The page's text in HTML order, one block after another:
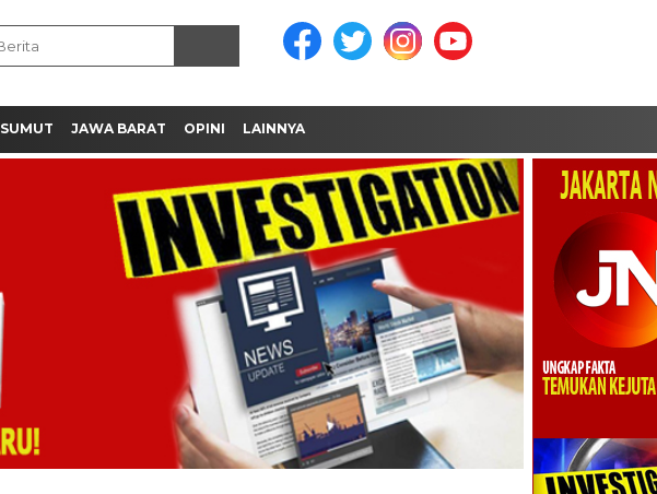
SUMUT JAWA BARAT OPINI LAINNYA